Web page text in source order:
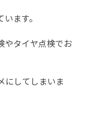
ます。
やタイヤ点検でお
にしてしまいま